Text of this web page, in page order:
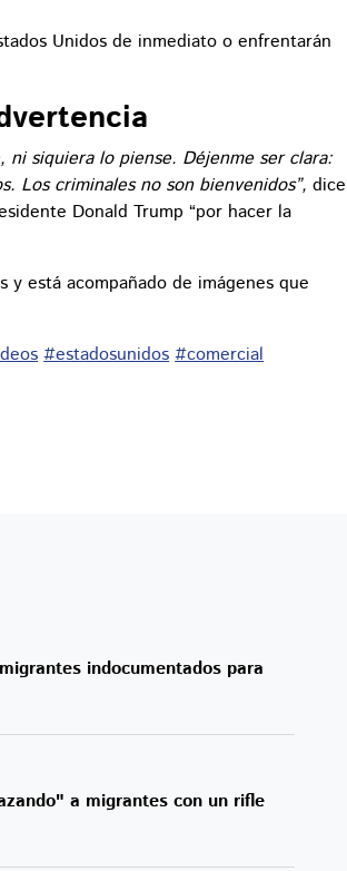
Unidos de inmediato o enfrentarán
ni siquiera lo piense. Déjenme ser clara:
Los criminales no son bienvenidos”, dice
Donald Trump “por hacer la
está acompañado de imágenes que
#estadosunidos #comercial
indocumentados para
a migrantes con un rifle